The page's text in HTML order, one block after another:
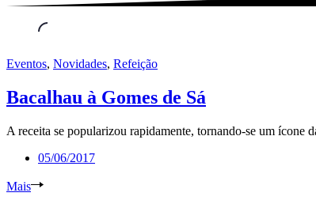
Eventos, Novidades, Refeição
Bacalhau à Gomes de Sá
A receita se popularizou rapidamente, tornando-se um
05/06/2017
Mais